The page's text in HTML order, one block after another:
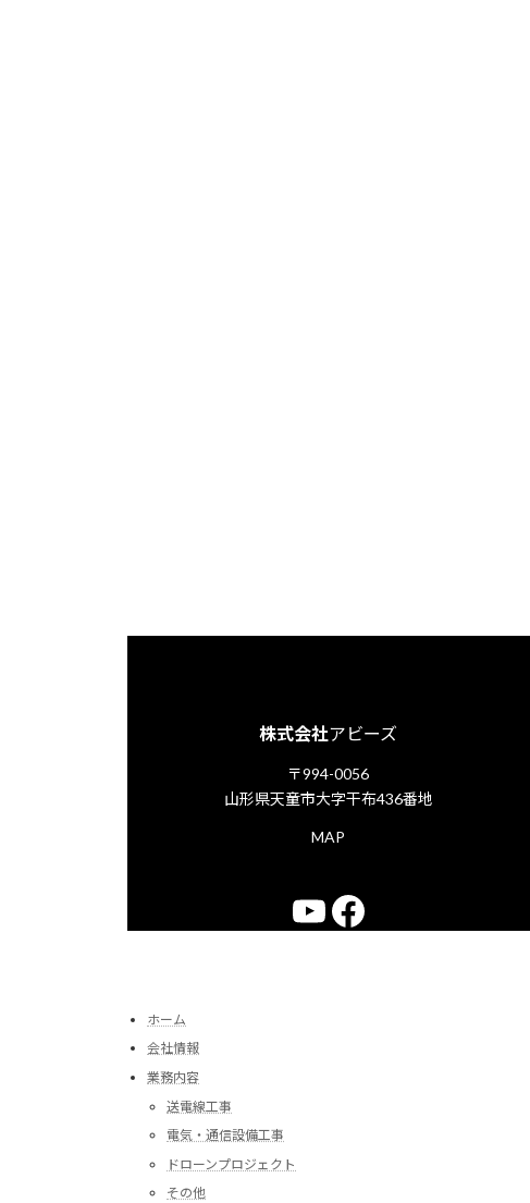
株式会社アビーズ
〒994-0056
山形県天童市大字干布436番地
MAP
YouTube
Facebook
ホーム
会社情報
業務内容
送電線工事
電気・通信設備工事
ドローンプロジェクト
その他